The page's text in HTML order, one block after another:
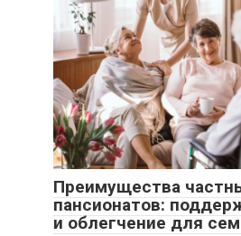
Преимущества
пансионатов:
и облегчение для